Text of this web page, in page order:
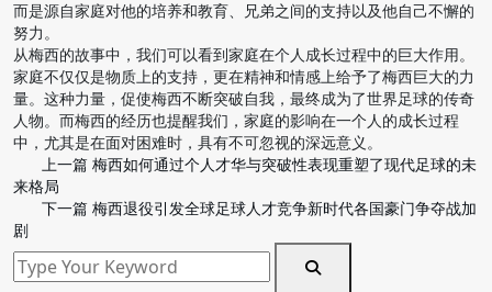
而是源自家庭对他的培养和教育、兄弟之间的支持以及他自己不懈的
努力。
从梅西的故事中，我们可以看到家庭在个人成长过程中的巨大作用。
家庭不仅仅是物质上的支持，更在精神和情感上给予了梅西巨大的力
量。这种力量，促使梅西不断突破自我，最终成为了世界足球的传奇
人物。而梅西的经历也提醒我们，家庭的影响在一个人的成长过程
中，尤其是在面对困难时，具有不可忽视的深远意义。
上一篇 梅西如何通过个人才华与突破性表现重塑了现代足球的未
来格局
下一篇 梅西退役引发全球足球人才竞争新时代各国豪门争夺战加
剧